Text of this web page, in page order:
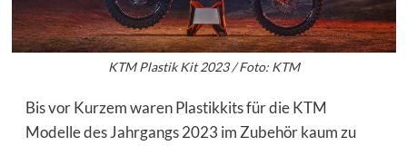
KTM Plastik Kit 2023 / Foto: KTM
Bis vor Kurzem waren Plastikkits für die KTM
Modelle des Jahrgangs 2023 im Zubehör kaum zu